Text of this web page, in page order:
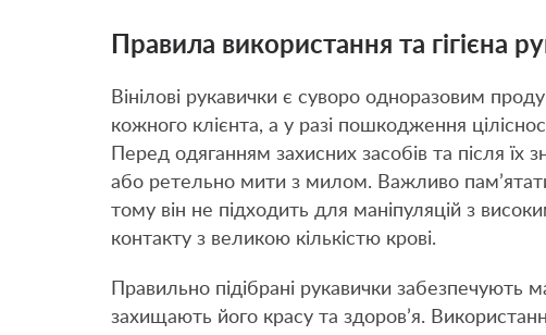
Правила використання та гігієна
Вінілові рукавички є суворо одноразовим
кожного клієнта, а у разі пошкодження
Перед одяганням захисних засобів та після
або ретельно мити з милом. Важливо
тому він не підходить для маніпуляцій з
контакту з великою кількістю крові.
Правильно підібрані рукавички забезпечують
захищають його красу та здоров’я.